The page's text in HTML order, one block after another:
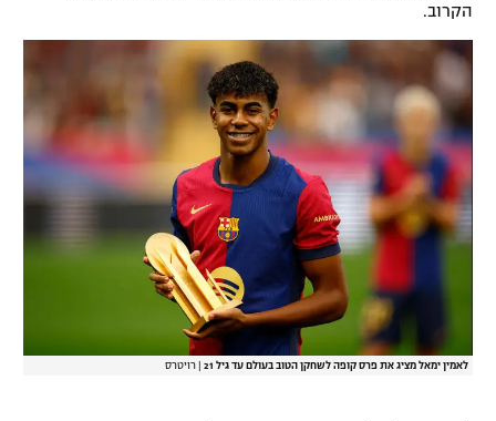
הקרוב.
לאמין ימאל מציג את פרס קופה לשחקן הטוב בעולם עד גיל 21 רויטרס